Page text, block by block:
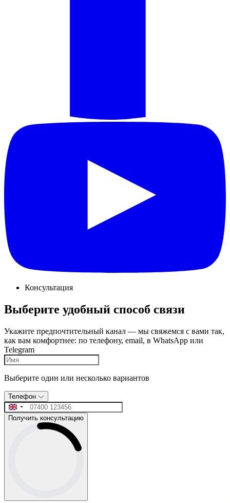
Консультация
Выберите удобный способ связи
Укажите предпочтительный канал — мы свяжемся с вами так,
как вам комфортнее: по телефону, email, в WhatsApp или
Telegram
Выберите один или несколько вариантов
Телефон
Получить консультацию